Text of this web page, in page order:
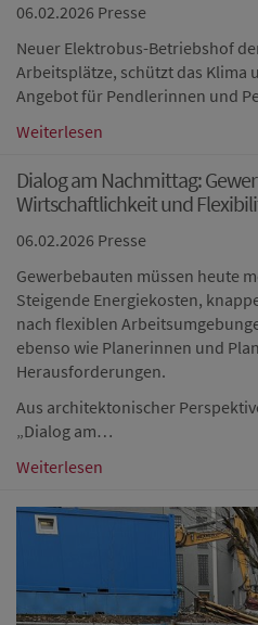
06.02.2026 Presse
Neuer Elektrobus-Betriebshof
Arbeitsplätze, schützt das Klima
Angebot für Pendlerinnen und
Weiterlesen
Dialog am Nachmittag:
Wirtschaftlichkeit und
06.02.2026 Presse
Gewerbebauten müssen heute
Steigende Energiekosten,
nach flexiblen
ebenso wie Planerinnen und
Herausforderungen.
Aus architektonischer
„Dialog am…
Weiterlesen